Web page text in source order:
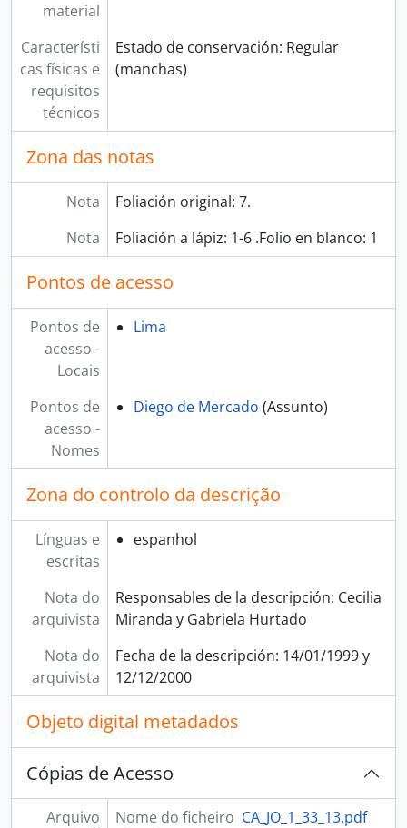
material
Característi
cas físicas e
requisitos
técnicos
Estado de conservación: Regular
(manchas)
Zona das notas
Nota
Foliación original: 7.
Nota
Foliación a lápiz: 1-6 .Folio en blanco: 1
Pontos de acesso
Pontos de
acesso -
Locais
Lima
Pontos de
acesso -
Nomes
Diego de Mercado (Assunto)
Zona do controlo da descrição
Línguas e
escritas
espanhol
Nota do
arquivista
Responsables de la descripción: Cecilia
Miranda y Gabriela Hurtado
Nota do
arquivista
Fecha de la descripción: 14/01/1999 y
12/12/2000
Objeto digital metadados
Cópias de Acesso
Arquivo
Nome do ficheiro CA_JO_1_33_13.pdf